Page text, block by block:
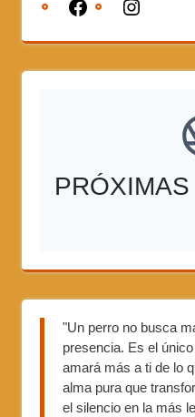
"Un perro no busca
presencia. Es el
amará más a ti de lo
alma pura que
el silencio en la más